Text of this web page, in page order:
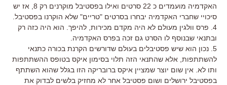
האקדמיה מועמדים כ 22 סרטים ואילו בפסטיבל מוקרנים רק 8, אז יש
סיכויי שחברי האקדמיה יבחרו בסרטים "טריים" שלא הוקרנו בפסטיבל.
4. פרס וולגין מעולם לא היה מקדם מכירות, להיפך. הוא היה כזה רק
ובתנאי שבנוסף לו הסרט גם זכה בפרס האקדמיה.
5. נכון הוא שיש פסטיבלים בעולם שדורשים הקרנת בכורה כתנאי
להשתתפות, אלא שהתנאי הזה תלוי בסימון איקס בטופס ההשתתפות
ותו לא. אין שום יוצר שמציין איקס ברובריקה הזו בגלל שהוא השתתף
בפסטיבל ירושלים ושום פסטיבל אחר לא מחזיק בלשים לבדוק את